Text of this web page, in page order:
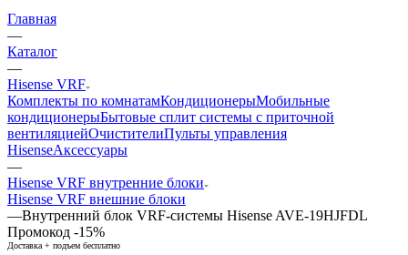
Главная
—
Каталог
—
Hisense VRF
Комплекты по комнатамКондиционерыМобильные
кондиционерыБытовые сплит системы с приточной
вентиляциейОчистителиПульты управления
HisenseАксессуары
—
Hisense VRF внутренние блоки
Hisense VRF внешние блоки
—Внутренний блок VRF-системы Hisense AVE-19HJFDL
Промокод -15%
Доставка + подъем бесплатно